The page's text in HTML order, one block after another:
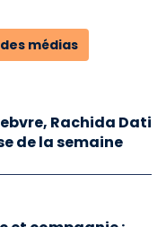
médias
Rachida Dati
de la semaine